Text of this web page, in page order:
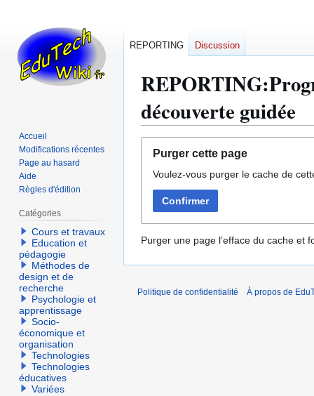
découverte guidée
navigation
recherche
Purger cette page
Voulez-vous purger le cache de
Confirmer
Purger une page l’efface du cache et
REPORTING Discussion
Accueil
Modifications récentes
Page au hasard
Aide
Règles d'édition
Catégories
Cours et travaux
Education et
pédagogie
Méthodes de
design et de
recherche
Psychologie et
apprentissage
Socio-
économique et
organisation
Technologies
Technologies
éducatives
Variées
Politique de confidentialité À propos de